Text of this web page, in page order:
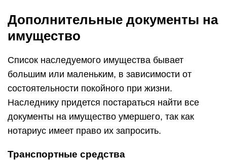
Дополнительные документы на
имущество
Список наследуемого имущества бывает
большим или маленьким, в зависимости от
состоятельности покойного при жизни.
Наследнику придется постараться найти все
документы на имущество умершего, так как
нотариус имеет право их запросить.
Транспортные средства